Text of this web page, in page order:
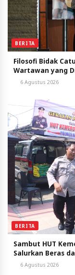
BERITA
Filosofi Bidak
Wartawan yang
6 Agustus 2026
BERITA
Sambut HUT
Salurkan Beras
6 Agustus 2026